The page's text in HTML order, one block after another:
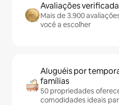
Avaliações
Mais de 3.900
você a escolher
Aluguéis por
famílias
50 propriedades
comodidades ideais